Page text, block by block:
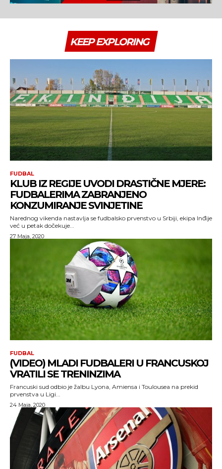
KEEP EXPLORING
FUDBAL
KLUB IZ REGIJE UVODI DRASTIČNE MJERE:
FUDBALERIMA ZABRANJENO
KONZUMIRANJE SVINJETINE
Narednog vikenda nastavlja se fudbalsko prvenstvo u Srbiji, ekipa Inđije
već u petak dočekuje...
27 Maja, 2020
FUDBAL
(VIDEO) MLADI FUDBALERI U FRANCUSKOJ
VRATILI SE TRENINZIMA
Francuski sud odbio je žalbu Lyona, Amiensa i Toulousea na prekid
prvenstva u Ligi...
24 Maja, 2020